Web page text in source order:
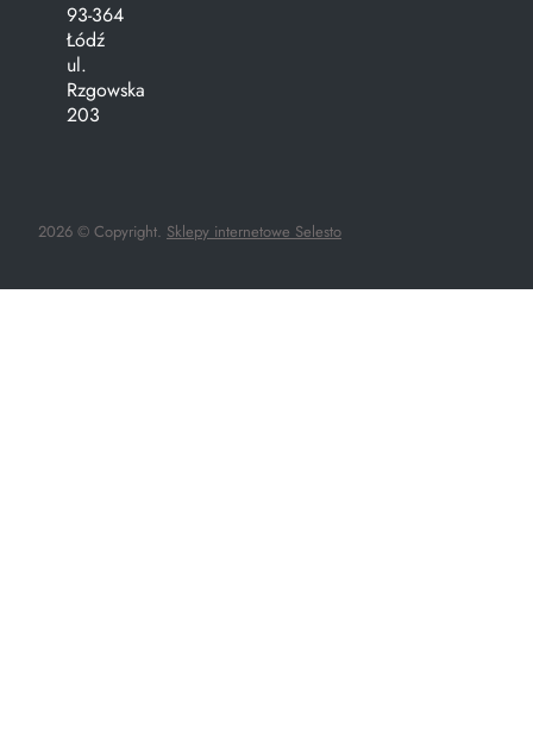
93-364
Łódź
ul.
Rzgowska
203
2026 © Copyright. Sklepy internetowe Selesto